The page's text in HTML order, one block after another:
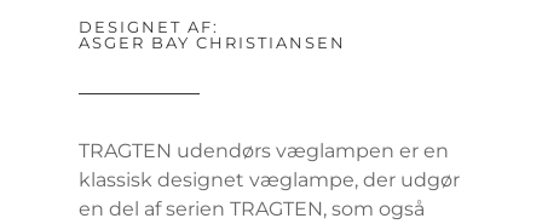
DESIGNET AF:
ASGER BAY CHRISTIANSEN
TRAGTEN udendørs væglampen er en
klassisk designet væglampe, der udgør
en del af serien TRAGTEN, som også